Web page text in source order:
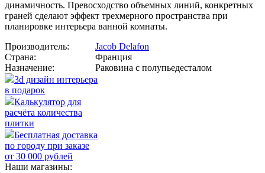
динамичность. Превосходство объемных линий, конкретных
граней сделают эффект трехмерного пространства при
планировке интерьера ванной комнаты.
Производитель:
Jacob Delafon
Страна:
Франция
Назначение:
Раковина с полупьедесталом
3d дизайн интерьера
в подарок
Калькулятор для
расчёта количества
плитки
Бесплатная доставка
по городу при заказе
от 30 000 рублей
Наши магазины: